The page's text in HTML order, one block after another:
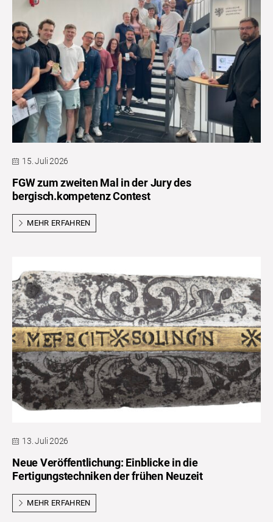
15. Juli 2026
FGW zum zweiten Mal in der Jury des
bergisch.kompetenz Contest
MEHR ERFAHREN
13. Juli 2026
Neue Veröffentlichung: Einblicke in die
Fertigungstechniken der frühen Neuzeit
MEHR ERFAHREN